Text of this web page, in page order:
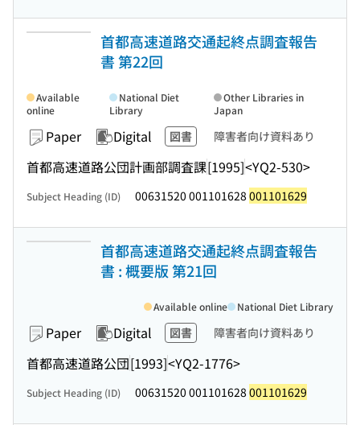
首都高速道路交通起終点調査報告
書 第22回
Paper Digital 図書 障害者向け資料あり
首都高速道路公団計画部調査課[1995]<YQ2-530>
Available
online
National Diet
Library
Other Libraries in
Japan
Subject Heading (ID) 00631520 001101628 001101629
首都高速道路交通起終点調査報告
書 : 概要版 第21回
Paper Digital 図書 障害者向け資料あり
首都高速道路公団[1993]<YQ2-1776>
Available online National Diet Library
Subject Heading (ID) 00631520 001101628 001101629